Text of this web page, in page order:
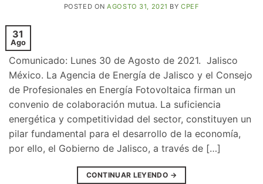
POSTED ONAGOSTO 31, 2021 BY CPEF
31
Ago
Comunicado: Lunes 30 de Agosto de 2021. Jalisco
México. La Agencia de Energía de Jalisco y el Consejo
de Profesionales en Energía Fotovoltaica firman un
convenio de colaboración mutua. La suficiencia
energética y competitividad del sector, constituyen un
pilar fundamental para el desarrollo de la economía,
por ello, el Gobierno de Jalisco, a través de […]
CONTINUAR LEYENDO →